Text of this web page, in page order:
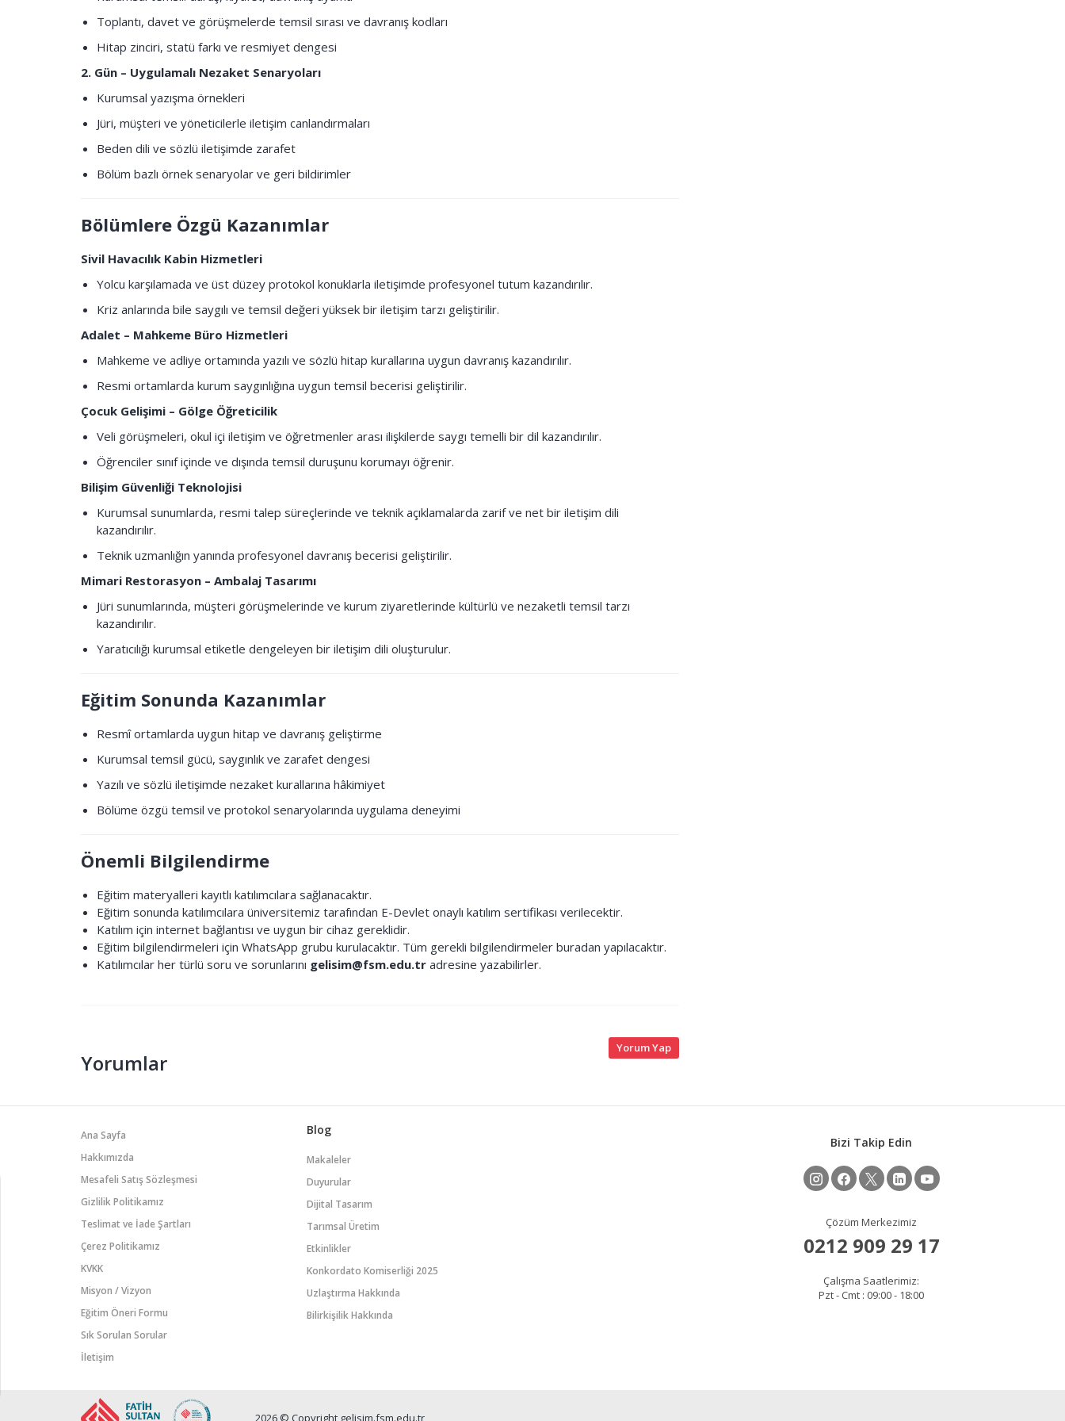
Toplantı, davet ve görüşmelerde temsil sırası ve davranış kodları
Hitap zinciri, statü farkı ve resmiyet dengesi
2. Gün – Uygulamalı Nezaket Senaryoları
Kurumsal yazışma örnekleri
Jüri, müşteri ve yöneticilerle iletişim canlandırmaları
Beden dili ve sözlü iletişimde zarafet
Bölüm bazlı örnek senaryolar ve geri bildirimler
Bölümlere Özgü Kazanımlar
Sivil Havacılık Kabin Hizmetleri
Yolcu karşılamada ve üst düzey protokol konuklarla iletişimde profesyonel tutum kazandırılır.
Kriz anlarında bile saygılı ve temsil değeri yüksek bir iletişim tarzı geliştirilir.
Adalet – Mahkeme Büro Hizmetleri
Mahkeme ve adliye ortamında yazılı ve sözlü hitap kurallarına uygun davranış kazandırılır.
Resmi ortamlarda kurum saygınlığına uygun temsil becerisi geliştirilir.
Çocuk Gelişimi – Gölge Öğreticilik
Veli görüşmeleri, okul içi iletişim ve öğretmenler arası ilişkilerde saygı temelli bir dil kazandırılır.
Öğrenciler sınıf içinde ve dışında temsil duruşunu korumayı öğrenir.
Bilişim Güvenliği Teknolojisi
Kurumsal sunumlarda, resmi talep süreçlerinde ve teknik açıklamalarda zarif ve net bir iletişim dili
kazandırılır.
Teknik uzmanlığın yanında profesyonel davranış becerisi geliştirilir.
Mimari Restorasyon – Ambalaj Tasarımı
Jüri sunumlarında, müşteri görüşmelerinde ve kurum ziyaretlerinde kültürlü ve nezaketli temsil tarzı
kazandırılır.
Yaratıcılığı kurumsal etiketle dengeleyen bir iletişim dili oluşturulur.
Eğitim Sonunda Kazanımlar
Resmî ortamlarda uygun hitap ve davranış geliştirme
Kurumsal temsil gücü, saygınlık ve zarafet dengesi
Yazılı ve sözlü iletişimde nezaket kurallarına hâkimiyet
Bölüme özgü temsil ve protokol senaryolarında uygulama deneyimi
Önemli Bilgilendirme
Eğitim materyalleri kayıtlı katılımcılara sağlanacaktır.
Eğitim sonunda katılımcılara üniversitemiz tarafından E-Devlet onaylı katılım sertifikası verilecektir.
Katılım için internet bağlantısı ve uygun bir cihaz gereklidir.
Eğitim bilgilendirmeleri için WhatsApp grubu kurulacaktır. Tüm gerekli bilgilendirmeler buradan yapılacaktır.
Katılımcılar her türlü soru ve sorunlarını gelisim@fsm.edu.tr adresine yazabilirler.
Yorumlar
Yorum Yap
Ana Sayfa
Hakkımızda
Mesafeli Satış Sözleşmesi
Gizlilik Politikamız
Teslimat ve İade Şartları
Çerez Politikamız
KVKK
Misyon / Vizyon
Eğitim Öneri Formu
Sık Sorulan Sorular
İletişim
Blog
Makaleler
Duyurular
Dijital Tasarım
Tarımsal Üretim
Etkinlikler
Konkordato Komiserliği 2025
Uzlaştırma Hakkında
Bilirkişilik Hakkında
Bizi Takip Edin
Çözüm Merkezimiz
0212 909 29 17
Çalışma Saatlerimiz:
Pzt - Cmt : 09:00 - 18:00
2026 © Copyright gelisim.fsm.edu.tr